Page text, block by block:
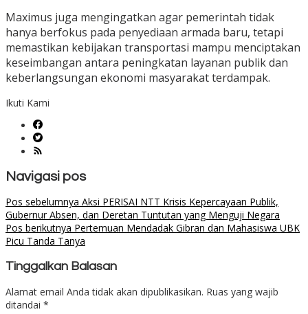
Maximus juga mengingatkan agar pemerintah tidak
hanya berfokus pada penyediaan armada baru, tetapi
memastikan kebijakan transportasi mampu menciptakan
keseimbangan antara peningkatan layanan publik dan
keberlangsungan ekonomi masyarakat terdampak.
Ikuti Kami
Navigasi pos
Pos sebelumnya Aksi PERISAI NTT Krisis Kepercayaan Publik,
Gubernur Absen, dan Deretan Tuntutan yang Menguji Negara
Pos berikutnya Pertemuan Mendadak Gibran dan Mahasiswa UBK
Picu Tanda Tanya
Tinggalkan Balasan
Alamat email Anda tidak akan dipublikasikan. Ruas yang wajib
ditandai *